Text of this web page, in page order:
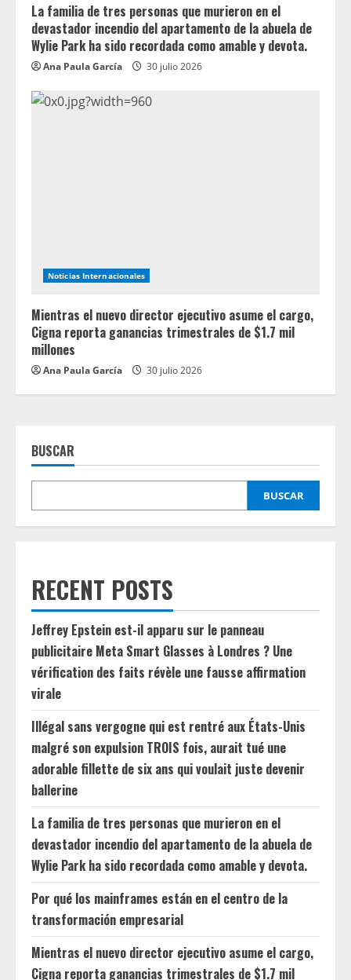
La familia de tres personas que murieron en el
devastador incendio del apartamento de la abuela de
Wylie Park ha sido recordada como amable y devota.
Ana Paula García 30 julio 2026
Noticias Internacionales
Mientras el nuevo director ejecutivo asume el cargo,
Cigna reporta ganancias trimestrales de $1.7 mil
millones
Ana Paula García 30 julio 2026
BUSCAR
BUSCAR
RECENT POSTS
Jeffrey Epstein est-il apparu sur le panneau
publicitaire Meta Smart Glasses à Londres ? Une
vérification des faits révèle une fausse affirmation
virale
Illégal sans vergogne qui est rentré aux États-Unis
malgré son expulsion TROIS fois, aurait tué une
adorable fillette de six ans qui voulait juste devenir
ballerine
La familia de tres personas que murieron en el
devastador incendio del apartamento de la abuela de
Wylie Park ha sido recordada como amable y devota.
Por qué los mainframes están en el centro de la
transformación empresarial
Mientras el nuevo director ejecutivo asume el cargo,
Cigna reporta ganancias trimestrales de $1.7 mil